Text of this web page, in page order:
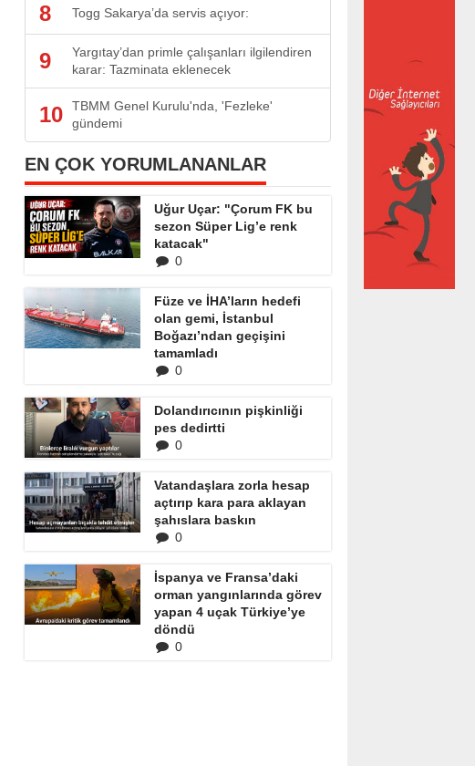
8 Togg Sakarya’da servis açıyor:
9
Yargıtay’dan primle çalışanları ilgilendiren
karar: Tazminata eklenecek
10
TBMM Genel Kurulu'nda, 'Fezleke'
gündemi
EN ÇOK YORUMLANANLAR
Uğur Uçar: "Çorum FK bu
sezon Süper Lig’e renk
katacak"
0
Füze ve İHA’ların hedefi
olan gemi, İstanbul
Boğazı’ndan geçişini
tamamladı
0
Dolandırıcının pişkinliği
pes dedirtti
0
Vatandaşlara zorla hesap
açtırıp kara para aklayan
şahıslara baskın
0
İspanya ve Fransa’daki
orman yangınlarında görev
yapan 4 uçak Türkiye’ye
döndü
0